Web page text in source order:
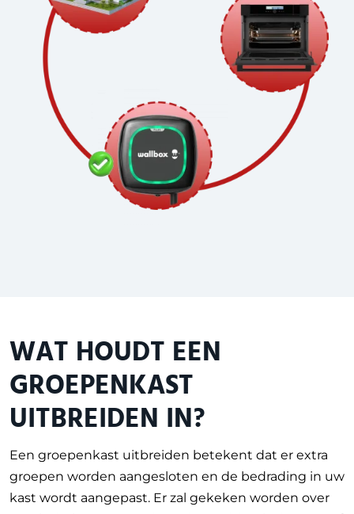
WAT HOUDT EEN
GROEPENKAST
UITBREIDEN IN?
Een groepenkast uitbreiden betekent dat er extra
groepen worden aangesloten en de bedrading in uw
kast wordt aangepast. Er zal gekeken worden over